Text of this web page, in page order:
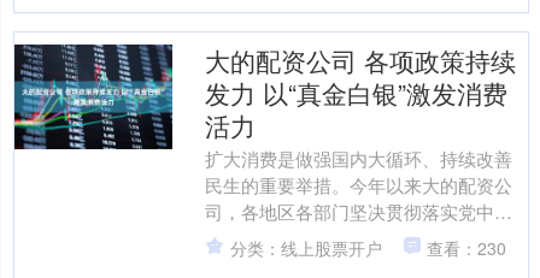
大的配资公司 各项政策持续
发力 以“真金白银”激发消费
活力
扩大消费是做强国内大循环、持续改善
民生的重要举措。今年以来大的配资公
司，各地区各部门坚决贯彻落实党中
央、国务院决策部署，积极推动提振消
费专项行动，加力扩围实施消....
分类：线上股票开户 查看：230